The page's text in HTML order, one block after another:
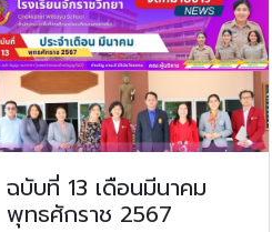
ฉบับที่ 13 เดือนมีนาคม
พุทธศักราช 2567